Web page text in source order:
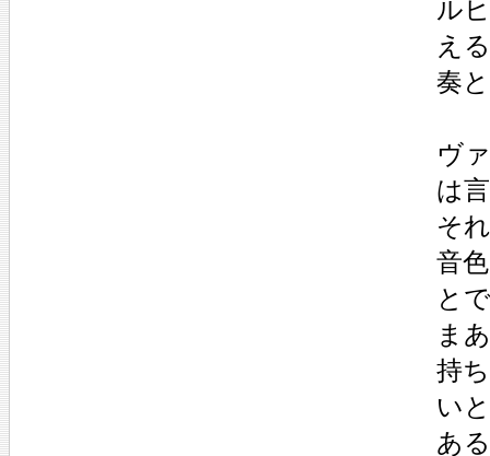
ル
え
奏
ヴ
は
そ
音
と
ま
持
い
あ